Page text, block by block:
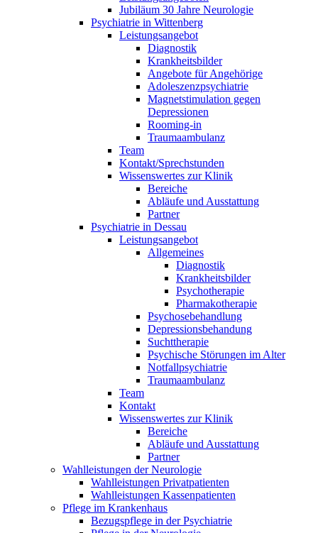
Jubiläum 30 Jahre Neurologie
Psychiatrie in Wittenberg
Leistungsangebot
Diagnostik
Krankheitsbilder
Angebote für Angehörige
Adoleszenzpsychiatrie
Magnetstimulation gegen
Depressionen
Rooming-in
Traumaambulanz
Team
Kontakt/Sprechstunden
Wissenswertes zur Klinik
Bereiche
Abläufe und Ausstattung
Partner
Psychiatrie in Dessau
Leistungsangebot
Allgemeines
Diagnostik
Krankheitsbilder
Psychotherapie
Pharmakotherapie
Psychosebehandlung
Depressionsbehandung
Suchttherapie
Psychische Störungen im Alter
Notfallpsychiatrie
Traumaambulanz
Team
Kontakt
Wissenswertes zur Klinik
Bereiche
Abläufe und Ausstattung
Partner
Wahlleistungen der Neurologie
Wahlleistungen Privatpatienten
Wahlleistungen Kassenpatienten
Pflege im Krankenhaus
Bezugspflege in der Psychiatrie